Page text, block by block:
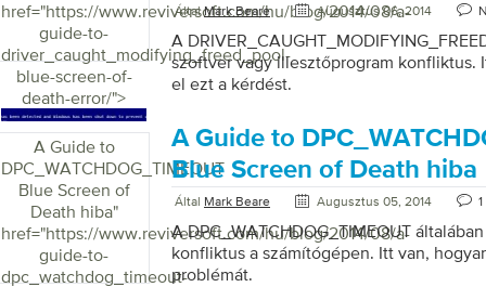
href="https://www.reviversoft.com/hu/blog/2014/08/a-
guide-to-
driver_caught_modifying_freed_pool-
blue-screen-of-
death-error/">
ÁltalMark Beare Augusztus 06, 2014
A
szoftver vagy illesztőprogram konfliktus.
el ezt a kérdést.
A Guide to
DPC_WATCHDOG_TIMEOUT
Blue Screen of
Death hiba"
href="https://www.reviversoft.com/hu/blog/2014/08/a-
guide-to-
dpc_watchdog_timeout-
A Guide to
Blue Screen of Death hiba
Által Mark Beare Augusztus 05, 2014
A DPC_WATCHDOG_TIMEOUT
konfliktus a számítógépen. Itt van,
problémát.